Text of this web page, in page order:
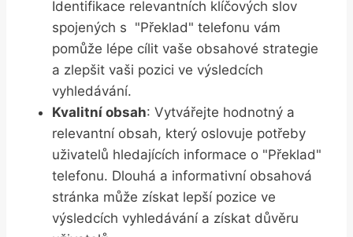
Identifikace relevantních klíčových ‌slov
spojených s ‌ "Překlad" ⁤telefonu vám
pomůže lépe cílit⁣ vaše obsahové ​strategie
a zlepšit vaši pozici ve výsledcích ​
vyhledávání.
Kvalitní obsah:‌ Vytvářejte hodnotný a
relevantní obsah, který⁤ oslovuje potřeby
uživatelů hledajících informace o⁣ "Překlad"
telefonu. Dlouhá ‌a ⁢informativní obsahová
⁤stránka může získat ⁢lepší pozice ve
výsledcích⁤ vyhledávání a získat důvěru⁢